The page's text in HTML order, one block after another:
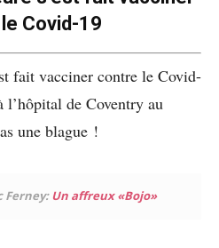
Covid-19
fait vacciner contre le Covid-
l’hôpital de Coventry au
une blague !
Ferney:Un affreux «Bojo»